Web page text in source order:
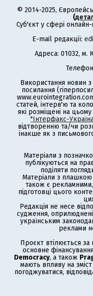
© 2014-2025,
(
Суб'єкт у сфері онлайн-
E-mail редакції:
Адреса: 01032, м.
Використання новин
посилання
статей, інтерв'ю та
які розміщені на
"Інтерфакс-
відтворенню та/чи
інакше як з
Матеріали з
публікуються на
поділяти
Матеріали з плашкою
також є
підготовці цього
Редакція не несе
судження, оприлюднені
українським
реклами
Проєкт втілюється за
основне
Democracy, а також
мають впливу на
погоджуватися,